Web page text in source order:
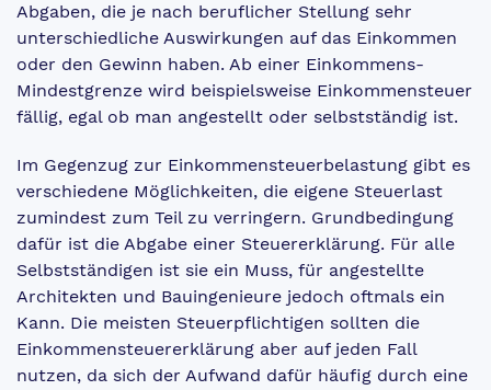
Abgaben, die je nach beruflicher Stellung sehr
unterschiedliche Auswirkungen auf das Einkommen
oder den Gewinn haben. Ab einer Einkommens-
Mindestgrenze wird beispielsweise Einkommensteuer
fällig, egal ob man angestellt oder selbstständig ist.
Im Gegenzug zur Einkommensteuerbelastung gibt es
verschiedene Möglichkeiten, die eigene Steuerlast
zumindest zum Teil zu verringern. Grundbedingung
dafür ist die Abgabe einer Steuererklärung. Für alle
Selbstständigen ist sie ein Muss, für angestellte
Architekten und Bauingenieure jedoch oftmals ein
Kann. Die meisten Steuerpflichtigen sollten die
Einkommensteuererklärung aber auf jeden Fall
nutzen, da sich der Aufwand dafür häufig durch eine